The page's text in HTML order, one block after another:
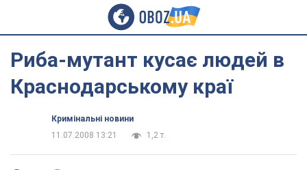
Риба-мутант кусає людей в
Краснодарському краї
Кримінальні новини
11.07.2008 13:21
1,2 т.